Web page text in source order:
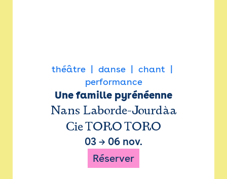
théâtre danse
chant
performance
Une famille pyrénéenne
Nans Laborde-Jourdàa
Cie TORO TORO
03 → 06 nov.
Réserver